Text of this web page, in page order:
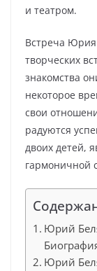
и театром.
Встреча
творческих
знакомства
некоторое
свои
радуются
двоих детей,
гармоничной
Юрий
Юрий